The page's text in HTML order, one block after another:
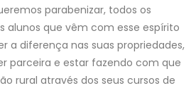
parabenizar, todos os
alunos que vêm com esse espírito
a diferença nas suas propriedades,
parceira e estar fazendo com que
rural através dos seus cursos de